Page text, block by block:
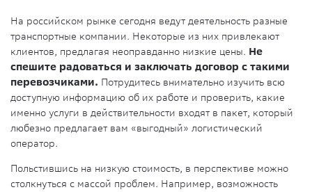
На российском рынке сегодня ведут деятельность разные
транспортные компании. Некоторые из них привлекают
клиентов, предлагая неоправданно низкие цены. Не
спешите радоваться и заключать договор с такими
перевозчиками. Потрудитесь внимательно изучить всю
доступную информацию об их работе и проверить, какие
именно услуги в действительности входят в пакет, который
любезно предлагает вам «выгодный» логистический
оператор.
Польстившись на низкую стоимость, в перспективе можно
столкнуться с массой проблем. Например, возможность